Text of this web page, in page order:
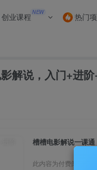
业课程 NEW 热门
解说，入门+进
槽槽电影解说一课
此内容为付费阅读，请